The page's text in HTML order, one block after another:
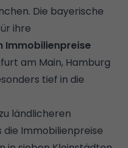
Die bayerische
ihre
Immobilienpreise
am Main, Hamburg
tief in die
ländlicheren
die Immobilienpreise